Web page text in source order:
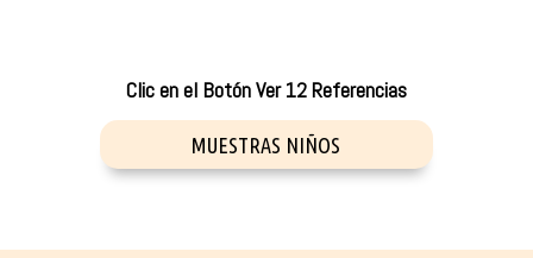
Clic en el Botón Ver 12 Referencias
MUESTRAS NIÑOS